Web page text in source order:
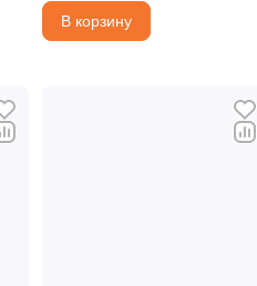
категория 2
В корзину